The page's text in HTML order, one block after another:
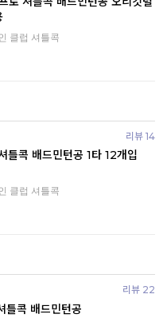
클럽 셔틀콕
리뷰 14
틀콕 배드민턴공 1타 12개입
클럽 셔틀콕
리뷰 22
틀콕 배드민턴공